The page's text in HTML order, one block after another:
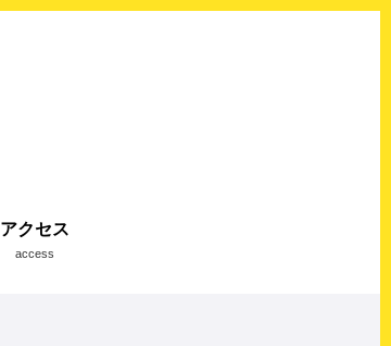
アクセス
access